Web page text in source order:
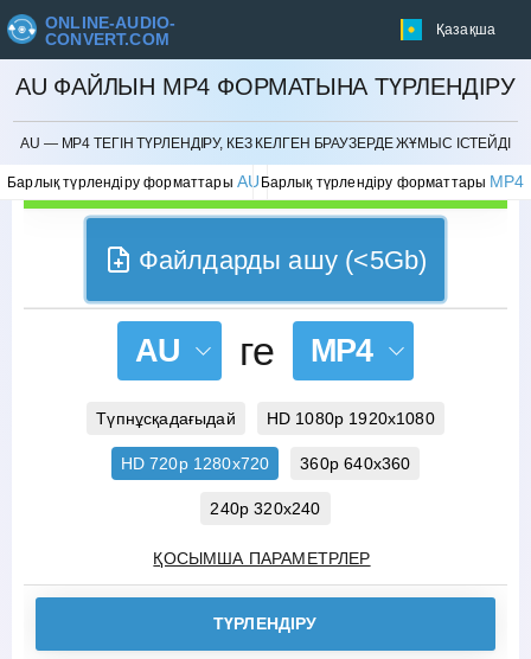
ONLINE-AUDIO-
CONVERT.COM
Қазақша
AU ФАЙЛЫН MP4 ФОРМАТЫНА ТҮРЛЕНДІРУ
AU — MP4 ТЕГІН ТҮРЛЕНДІРУ, КЕЗ КЕЛГЕН БРАУЗЕРДЕ ЖҰМЫС ІСТЕЙДІ
Барлық түрлендіру форматтары AU Барлық түрлендіру форматтары MP4
БОЛДЫРМАУ
Файлдарды ашу (<5Gb)
AU ге MP4
Түпнұсқадағыдай HD 1080p 1920x1080
HD 720p 1280x720 360p 640x360
240p 320x240
ҚОСЫМША ПАРАМЕТРЛЕР
ТҮРЛЕНДІРУ